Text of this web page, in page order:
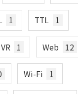
1 TTL 1
VR 1 Web 12
Wi-Fi 1